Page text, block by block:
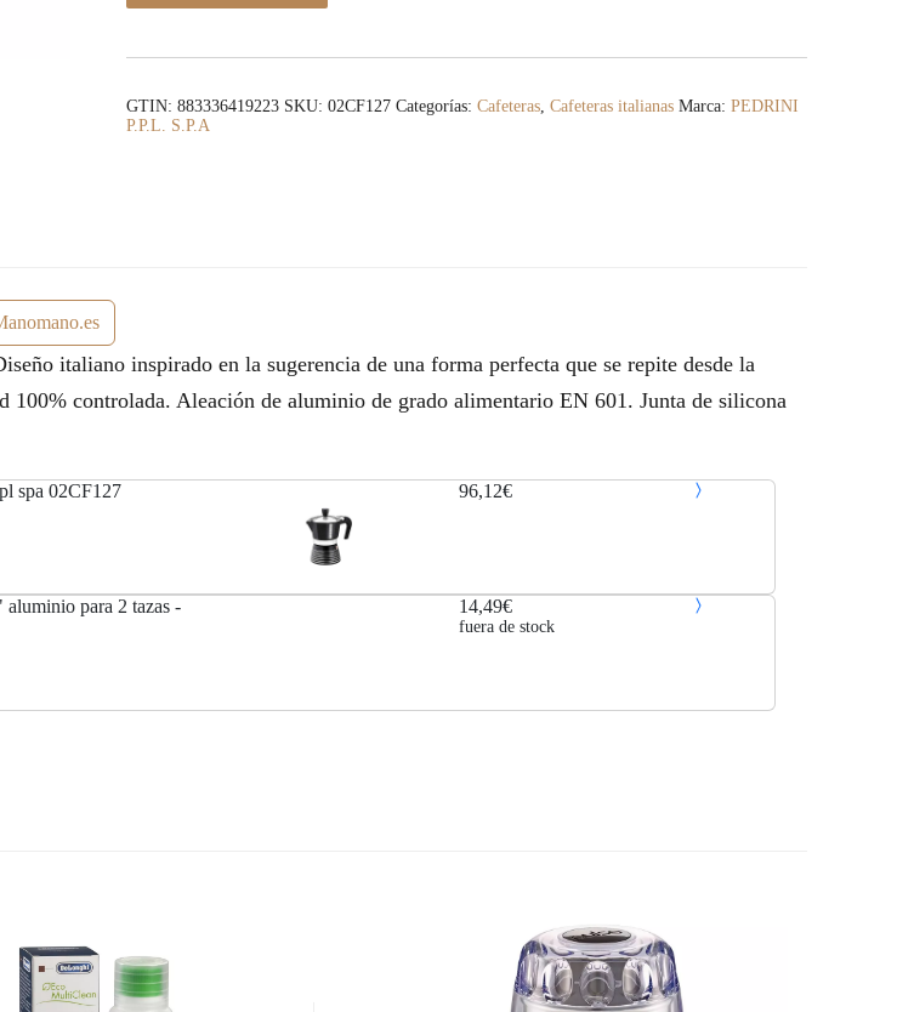
GTIN: 883336419223 SKU:02CF127 Categorías:Cafeteras,Cafeteras italianas Marca:PEDRINI
P.P.L. S.P.A
italiano inspirado en la sugerencia de una forma perfecta que se repite desde la
controlada. Aleación de aluminio de grado alimentario EN 601. Junta de silicona
spa 02CF127 96,12€
para 2 tazas -
14,49€
fuera de stock